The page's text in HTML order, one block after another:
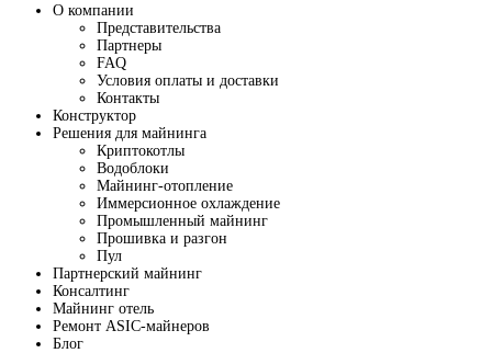
О компании
Представительства
Партнеры
FAQ
Условия оплаты и доставки
Контакты
Конструктор
Решения для майнинга
Криптокотлы
Водоблоки
Майнинг-отопление
Иммерсионное охлаждение
Промышленный майнинг
Прошивка и разгон
Пул
Партнерский майнинг
Консалтинг
Майнинг отель
Ремонт ASIC-майнеров
Блог